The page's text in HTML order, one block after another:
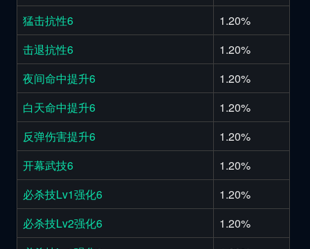
猛击抗性6
1.20%
击退抗性6
1.20%
夜间命中提升6
1.20%
白天命中提升6
1.20%
反弹伤害提升6
1.20%
开幕武技6
1.20%
必杀技Lv1强化6
1.20%
必杀技Lv2强化6
1.20%